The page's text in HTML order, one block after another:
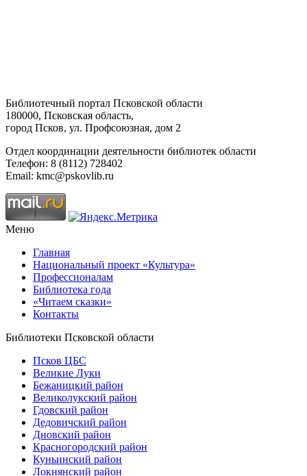
Библиотечный портал Псковской области
180000, Псковская область,
город Псков, ул. Профсоюзная, дом 2
Отдел координации деятельности библиотек области
Телефон: 8 (8112) 728402
Email: kmc@pskovlib.ru
Меню
Главная
Национальный проект «Культура»
Профессионалам
Библиотека года
«Читаем сказки»
Контакты
Библиотеки Псковской области
Псков ЦБС
Великие Луки
Бежаницкий район
Великолукский район
Гдовский район
Дедовичский район
Дновский район
Красногородский район
Куньинский район
Локнянский район